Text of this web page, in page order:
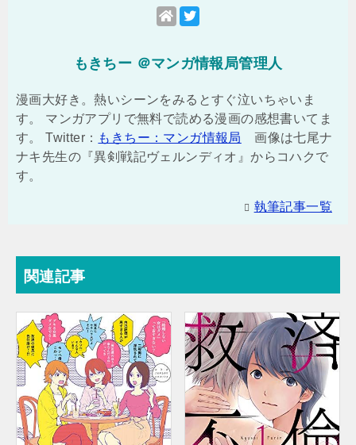
もきちー ＠マンガ情報局管理人
漫画大好き。熱いシーンをみるとすぐ泣いちゃいま
す。 マンガアプリで無料で読める漫画の感想書いてま
す。 Twitter： もきちー：マンガ情報局
画像は七尾ナ
ナキ先生の『異剣戦記ヴェルンディオ』からコハクで
す。
執筆記事一覧
関連記事